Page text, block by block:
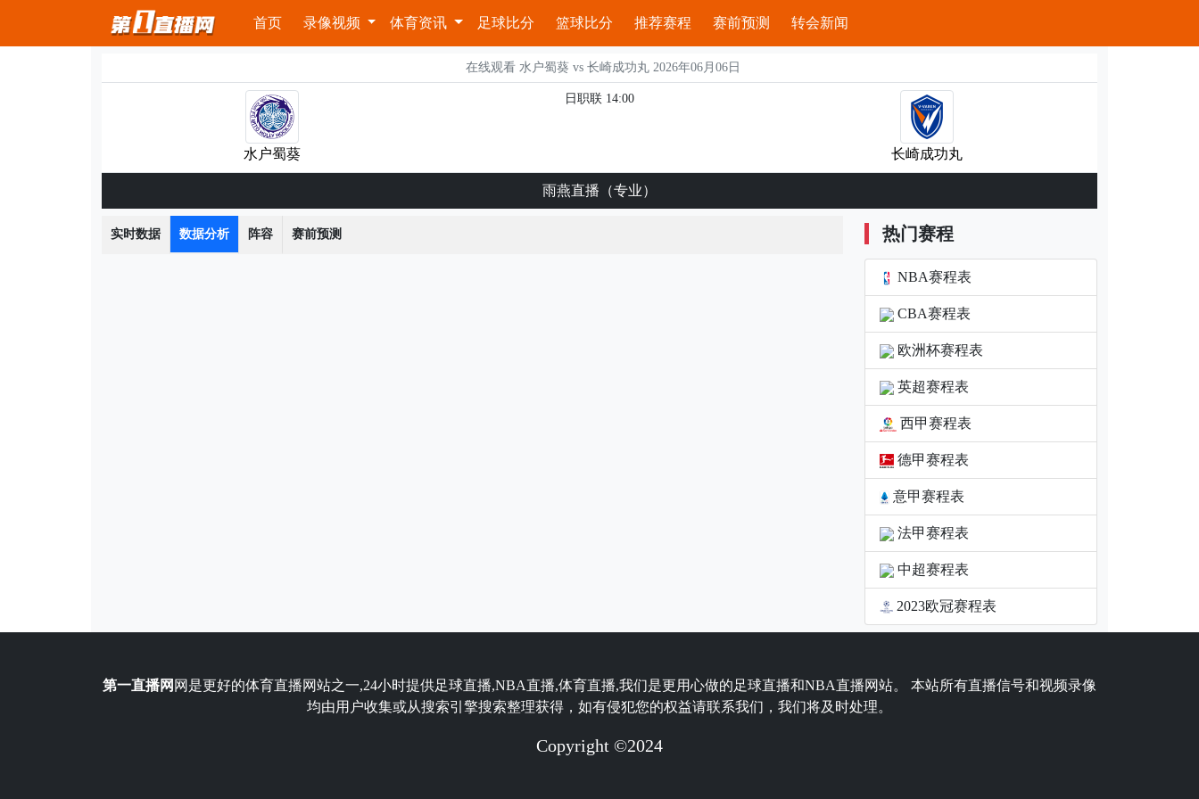
首页 录像视频 体育资讯 足球比分 篮球比分 推荐赛程 赛前预测 转会新闻
在线观看 水户蜀葵 vs 长崎成功丸 2026年06月06日
水户蜀葵
日职联 14:00
长崎成功丸
雨燕直播（专业）
实时数据 数据分析 阵容 赛前预测 热门赛程
NBA赛程表
CBA赛程表
欧洲杯赛程表
英超赛程表
西甲赛程表
德甲赛程表
意甲赛程表
法甲赛程表
中超赛程表
2023欧冠赛程表
第一直播网 网是更好的体育直播网站之一,24小时提供足球直播,NBA直播,体育直播,我们是更用心做的足球直播和NBA直播网站。 本站所有直播信号和视频录像
均由用户收集或从搜索引擎搜索整理获得，如有侵犯您的权益请联系我们，我们将及时处理。
Copyright ©2024